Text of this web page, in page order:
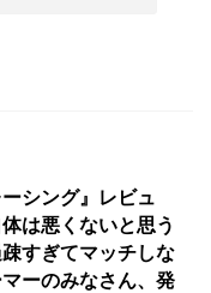
シング』レビュ
は悪くないと思う
すぎてマッチしな
ーのみなさん、発